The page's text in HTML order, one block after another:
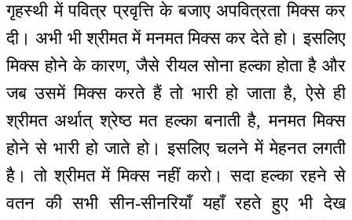
गृहस्थी में पवित्र प्रवृत्ति के बजाए अपवित्रता मिक्स कर
दी। अभी भी श्रीमत में मनमत मिक्स कर देते हो। इसलिए
मिक्स होने के कारण, जैसे रीयल सोना हल्का होता है और
जब उसमें मिक्स करते हैं तो भारी हो जाता है, ऐसे ही
श्रीमत अर्थात् श्रेष्ठ मत हल्का बनाती है, मनमत मिक्स
होने से भारी हो जाते हो। इसलिए चलने में मेहनत लगती
है। तो श्रीमत में मिक्स नहीं करो। सदा हल्का रहने से
वतन की सभी सीन-सीनरियाँ यहाँ रहते हुए भी देख